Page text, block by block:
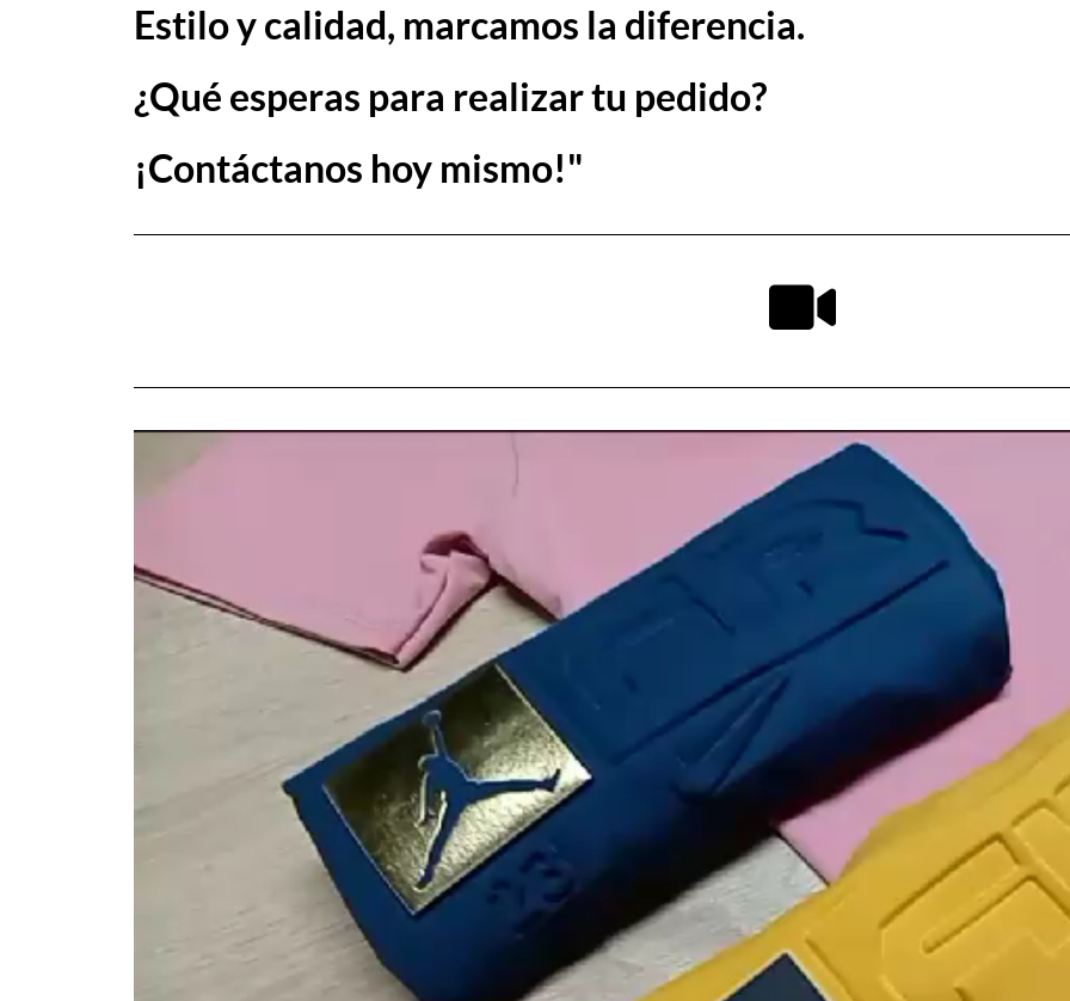
Estilo y calidad, marcamos la diferencia.
¿Qué esperas para realizar tu pedido?
¡Contáctanos hoy mismo!"